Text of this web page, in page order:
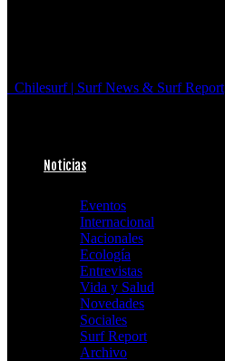
Chilesurf | Surf News & Surf Report
Noticias
Eventos
Internacional
Nacionales
Ecología
Entrevistas
Vida y Salud
Novedades
Sociales
Surf Report
Archivo